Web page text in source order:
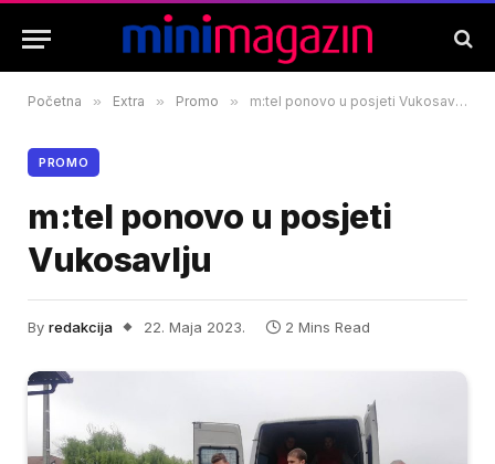
Početna » Extra » Promo » m:tel ponovo u posjeti Vukosavlju
PROMO
m:tel ponovo u posjeti
Vukosavlju
By redakcija 22. Maja 2023. 2 Mins Read